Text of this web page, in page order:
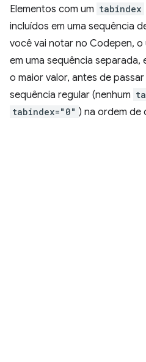
Elementos com um tabindex
incluídos em uma sequência
você vai notar no Codepen,
em uma sequência separada,
o maior valor, antes de
sequência regular (nenhum
tabindex="0" ) na ordem de